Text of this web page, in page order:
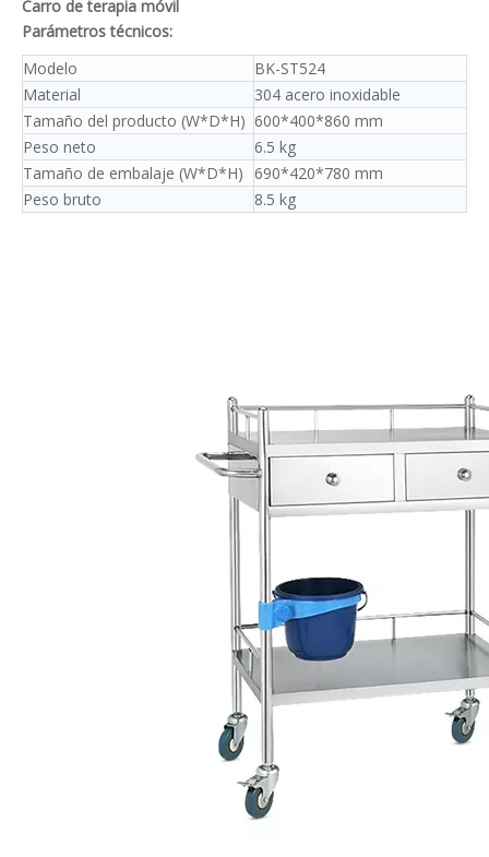
Carro de terapia móvil
Parámetros técnicos:
Modelo
BK-ST524
Material
304 acero inoxidable
Tamaño del producto (W*D*H) 600*400*860 mm
Peso neto
6.5 kg
Tamaño de embalaje (W*D*H) 690*420*780 mm
Peso bruto
8.5 kg